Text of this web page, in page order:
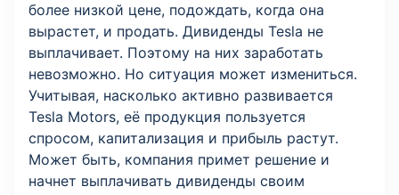
более низкой цене, подождать, когда она
вырастет, и продать. Дивиденды Tesla не
выплачивает. Поэтому на них заработать
невозможно. Но ситуация может измениться.
Учитывая, насколько активно развивается
Tesla Motors, её продукция пользуется
спросом, капитализация и прибыль растут.
Может быть, компания примет решение и
начнет выплачивать дивиденды своим